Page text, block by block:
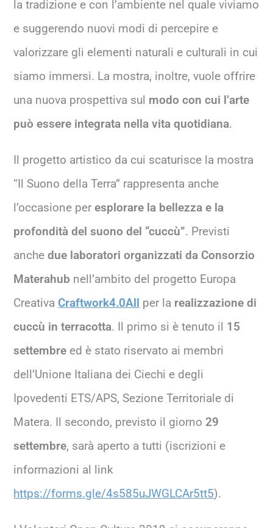
la tradizione e con l’ambiente nel quale viviamo
e suggerendo nuovi modi di percepire e
valorizzare gli elementi naturali e culturali in cui
siamo immersi. La mostra, inoltre, vuole offrire
una nuova prospettiva sul modo con cui l’arte
può essere integrata nella vita quotidiana.
Il progetto artistico da cui scaturisce la mostra
“Il Suono della Terra” rappresenta anche
l’occasione peresplorare la bellezza e la
profondità del suono del “cuccù”. Previsti
anchedue laboratori organizzati da Consorzio
Materahub nell’ambito del progetto Europa
Creativa Craftwork4.0All per la realizzazione di
cuccù in terracotta. Il primo si è tenuto il 15
settembre ed è stato riservato ai membri
dell’Unione Italiana dei Ciechi e degli
Ipovedenti ETS/APS, Sezione Territoriale di
Matera. Il secondo, previsto il giorno29
settembre, sarà aperto a tutti (iscrizioni e
informazioni al link
https://forms.gle/4s585uJWGLCAr5tt5).